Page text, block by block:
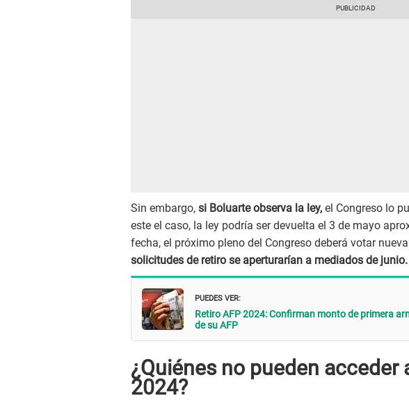
Sin embargo, si Boluarte observa la ley, el Congreso lo
este el caso, la ley podría ser devuelta el 3 de mayo
fecha, el próximo pleno del Congreso deberá votar
solicitudes de retiro se aperturarían a mediados de junio.
PUEDES VER:
Retiro AFP 2024: Confirman monto de primera
de su AFP
¿Quiénes no pueden acceder
2024?